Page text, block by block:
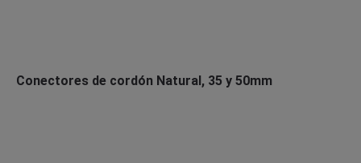
Conectores de cordón Natural, 35 y 50mm